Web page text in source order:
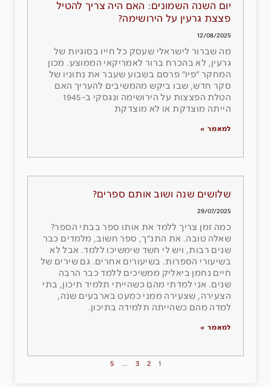
יום השנה השמונים: האם היה צריך להטיל
פצצת גרעין על הירושימה?
12/08/2025
מה שברור לישראלי שעסק כל חייו בסוגיות של
גרעין, לא בהכרח ברור לאמריקאי הממוצע. מכון
המחקר ״פיו״ פרסם בשבוע שעבר את נתוניו של
סקר חדש, שבו ביקש מהמשיבים להעריך האם
הטלת הפצצות על הירושימה ונגסקי ב-1945
הייתה מוצדקת או לא מוצדקת
למאמר »
שלושים שנה ושוב אותם ספרים?
29/07/2025
כמה זמן צריך ללמד את אותו ספר בבתי הספר?
שאלה טובה. את התנ״ך, ספר חשוב, מלמדים כבר
שנים רבות, ויש לי חשד שימשיכו ללמד. אבל לא
בשיעורי הספרות. בשיעורים אחרים. גם שירים של
חיים נחמן ביאליק ממשיכים ללמד כבר הרבה
שנים. אני למדתי מהם כשהייתי תלמיד תיכון, בתי
הצעירה, שצעירה ממני כמעט בארבעים שנה,
למדה מהם כשהייתה תלמידה בתיכון.
למאמר »
1
2
3
…
5